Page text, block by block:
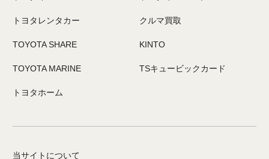
トヨタレンタカー クルマ買取
TOYOTA SHARE KINTO
TOYOTA MARINE TSキュービックカード
トヨタホーム
当サイトについて